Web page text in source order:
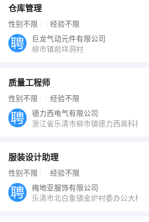
仓库管理
性别不限 经验不限
巨龙气动元件有限公司
柳市镇前垟洞村
质量工程师
性别不限 经验不限
德力西电气有限公司
浙江省乐清市柳市镇德力西高科技园
服装设计助理
性别不限 经验不限
梅地亚服饰有限公司
乐清市北白象镇金炉村委办公大楼